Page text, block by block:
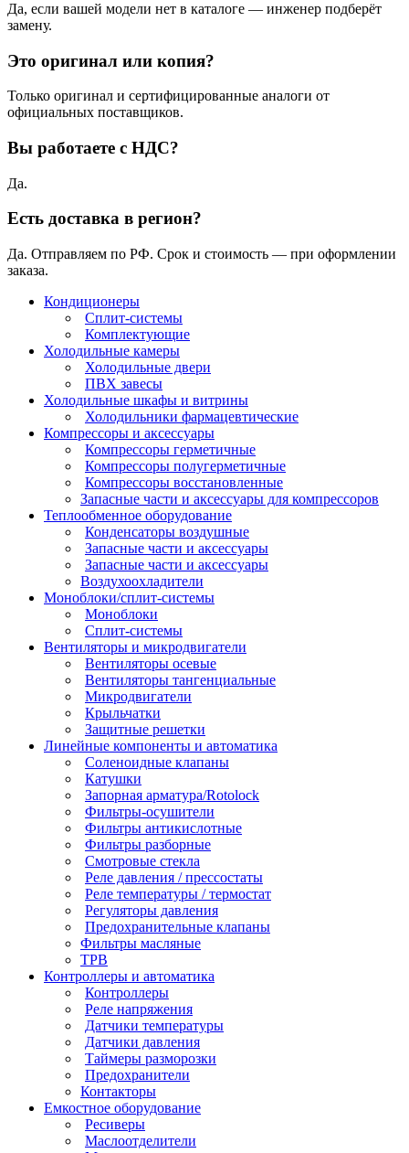
Да, если вашей модели нет в каталоге — инженер подберёт
замену.
Это оригинал или копия?
Только оригинал и сертифицированные аналоги от
официальных поставщиков.
Вы работаете с НДС?
Да.
Есть доставка в регион?
Да. Отправляем по РФ. Срок и стоимость — при оформлении
заказа.
Кондиционеры
Сплит-системы
Комплектующие
Холодильные камеры
Холодильные двери
ПВХ завесы
Холодильные шкафы и витрины
Холодильники фармацевтические
Компрессоры и аксессуары
Компрессоры герметичные
Компрессоры полугерметичные
Компрессоры восстановленные
Запасные части и аксессуары для компрессоров
Теплообменное оборудование
Конденсаторы воздушные
Запасные части и аксессуары
Запасные части и аксессуары
Воздухоохладители
Моноблоки/сплит-системы
Моноблоки
Сплит-системы
Вентиляторы и микродвигатели
Вентиляторы осевые
Вентиляторы тангенциальные
Микродвигатели
Крыльчатки
Защитные решетки
Линейные компоненты и автоматика
Соленоидные клапаны
Катушки
Запорная арматура/Rotolock
Фильтры-осушители
Фильтры антикислотные
Фильтры разборные
Смотровые стекла
Реле давления / прессостаты
Реле температуры / термостат
Регуляторы давления
Предохранительные клапаны
Фильтры масляные
ТРВ
Контроллеры и автоматика
Контроллеры
Реле напряжения
Датчики температуры
Датчики давления
Таймеры разморозки
Предохранители
Контакторы
Емкостное оборудование
Ресиверы
Маслоотделители